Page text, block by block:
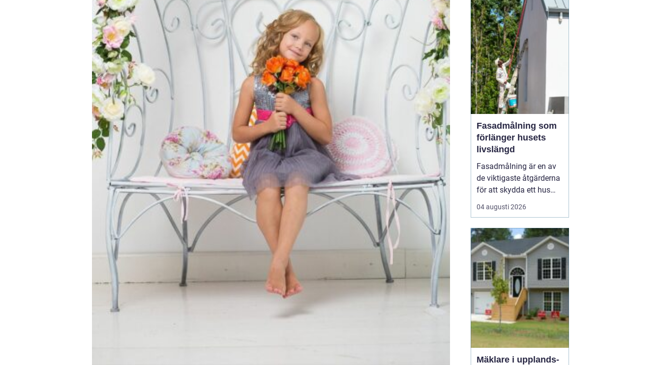
Stockholm. Genom en
kombination av teknisk
skicklighet och precision
skapas utrymme för nya
byggnad...
Fasadmålning som
förlänger husets
livslängd
Fasadmålning är en av
de viktigaste åtgärderna
för att skydda ett hus
mot väder, vind och
slitage över tid. Genom
noggrant, välja rätt
färgsystem och utföra
målningsmo...
04 augusti 2026
Mäklare i upplands-